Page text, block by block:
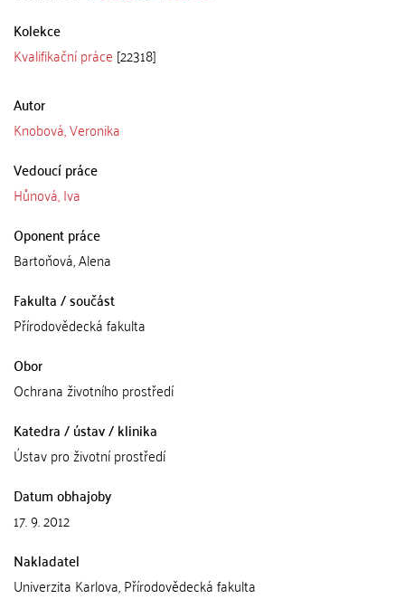
Kolekce
Kvalifikační práce [22318]
Autor
Knobová, Veronika
Vedoucí práce
Hůnová, Iva
Oponent práce
Bartoňová, Alena
Fakulta / součást
Přírodovědecká fakulta
Obor
Ochrana životního prostředí
Katedra / ústav / klinika
Ústav pro životní prostředí
Datum obhajoby
17. 9. 2012
Nakladatel
Univerzita Karlova, Přírodovědecká fakulta